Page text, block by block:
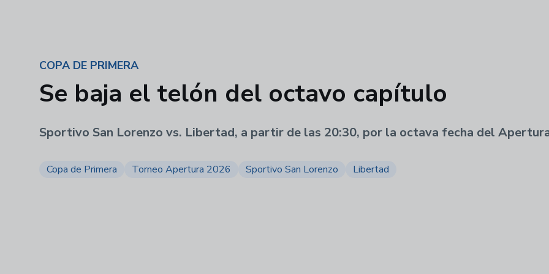
COPA DE PRIMERA
Se baja el telón del octavo capítulo
Sportivo San Lorenzo vs. Libertad, a partir de las 20:30, por la octava fecha del
Copa de Primera Torneo Apertura 2026 Sportivo San Lorenzo Libertad